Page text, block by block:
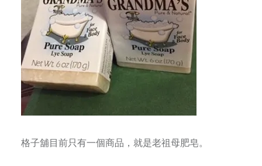
格子舖目前只有一個商品，就是老祖母肥皂。